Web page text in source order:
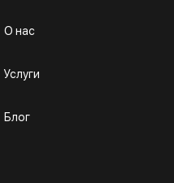
О нас
Услуги
Блог